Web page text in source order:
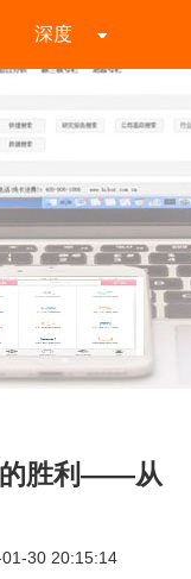
深度
的胜利——从
30 20:15:14